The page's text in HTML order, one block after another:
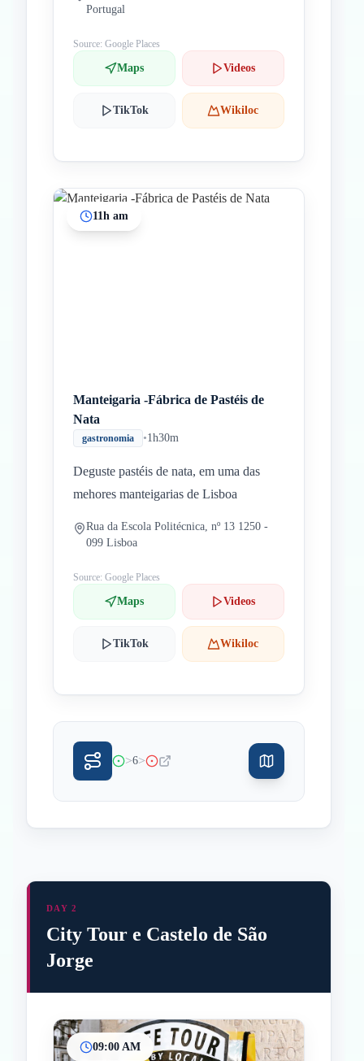
Portugal
Source: Google Places
Maps Videos
TikTok Wikiloc
11h am
Manteigaria -Fábrica de Pastéis de
Nata
gastronomia •1h30m
Deguste pastéis de nata, em uma das
mehores manteigarias de Lisboa
Rua da Escola Politécnica, nº 13 1250 -
099 Lisboa
Source: Google Places
Maps Videos
TikTok Wikiloc
>6>
DAY 2
City Tour e Castelo de São
Jorge
09:00 AM